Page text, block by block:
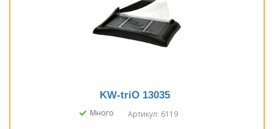
KW-triO 13035
Много Артикул: 6119